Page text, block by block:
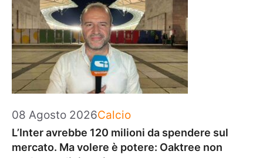
08 Agosto 2026Categorie
Calcio
L’Inter avrebbe 120 milioni da spendere sul
mercato. Ma volere è potere: Oaktree non